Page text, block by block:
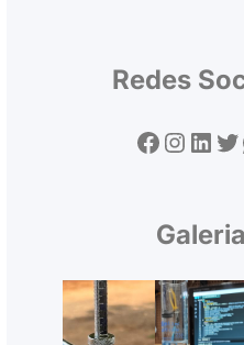
Redes
Facebook Instagram LinkedIn Twitter
Galeria